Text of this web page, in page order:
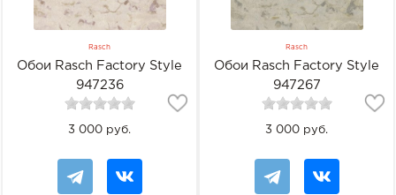
Rasch
Обои Rasch Factory Style
947236
3 000 руб.
Rasch
Обои Rasch Factory Style
947267
3 000 руб.